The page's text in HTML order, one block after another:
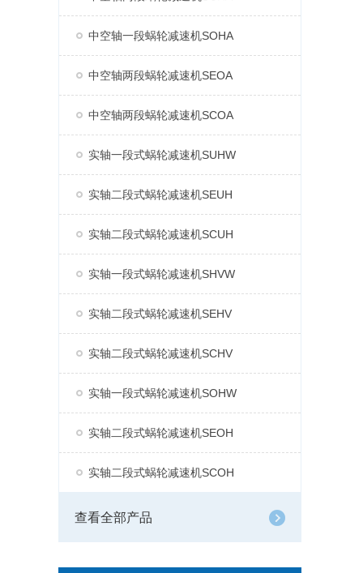
中空轴一段蜗轮减速机SOHA
中空轴两段蜗轮减速机SEOA
中空轴两段蜗轮减速机SCOA
实轴一段式蜗轮减速机SUHW
实轴二段式蜗轮减速机SEUH
实轴二段式蜗轮减速机SCUH
实轴一段式蜗轮减速机SHVW
实轴二段式蜗轮减速机SEHV
实轴二段式蜗轮减速机SCHV
实轴一段式蜗轮减速机SOHW
实轴二段式蜗轮减速机SEOH
实轴二段式蜗轮减速机SCOH
查看全部产品